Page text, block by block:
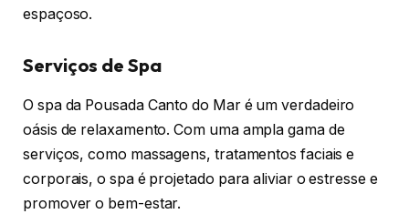
espaçoso.
Serviços de Spa
O spa da Pousada Canto do Mar é um verdadeiro
oásis de relaxamento. Com uma ampla gama de
serviços, como massagens, tratamentos faciais e
corporais, o spa é projetado para aliviar o estresse e
promover o bem-estar.